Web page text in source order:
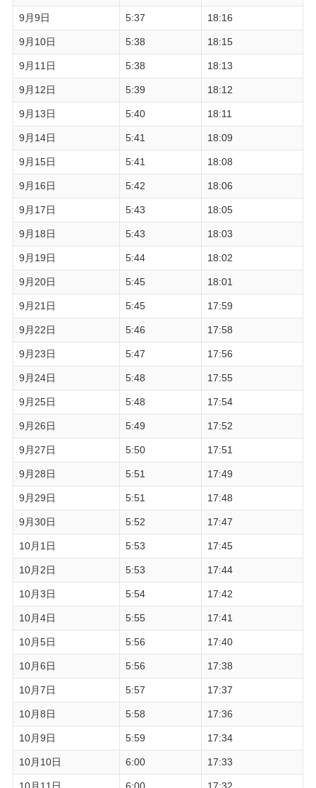
9月9日 5:37 18:16
9月10日 5:38 18:15
9月11日 5:38 18:13
9月12日 5:39 18:12
9月13日 5:40 18:11
9月14日 5:41 18:09
9月15日 5:41 18:08
9月16日 5:42 18:06
9月17日 5:43 18:05
9月18日 5:43 18:03
9月19日 5:44 18:02
9月20日 5:45 18:01
9月21日 5:45 17:59
9月22日 5:46 17:58
9月23日 5:47 17:56
9月24日 5:48 17:55
9月25日 5:48 17:54
9月26日 5:49 17:52
9月27日 5:50 17:51
9月28日 5:51 17:49
9月29日 5:51 17:48
9月30日 5:52 17:47
10月1日 5:53 17:45
10月2日 5:53 17:44
10月3日 5:54 17:42
10月4日 5:55 17:41
10月5日 5:56 17:40
10月6日 5:56 17:38
10月7日 5:57 17:37
10月8日 5:58 17:36
10月9日 5:59 17:34
10月10日 6:00 17:33